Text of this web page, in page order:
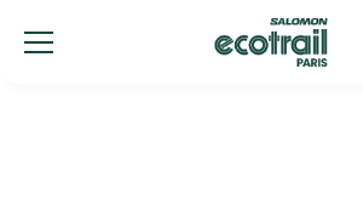
Panneau de gestion des cookies